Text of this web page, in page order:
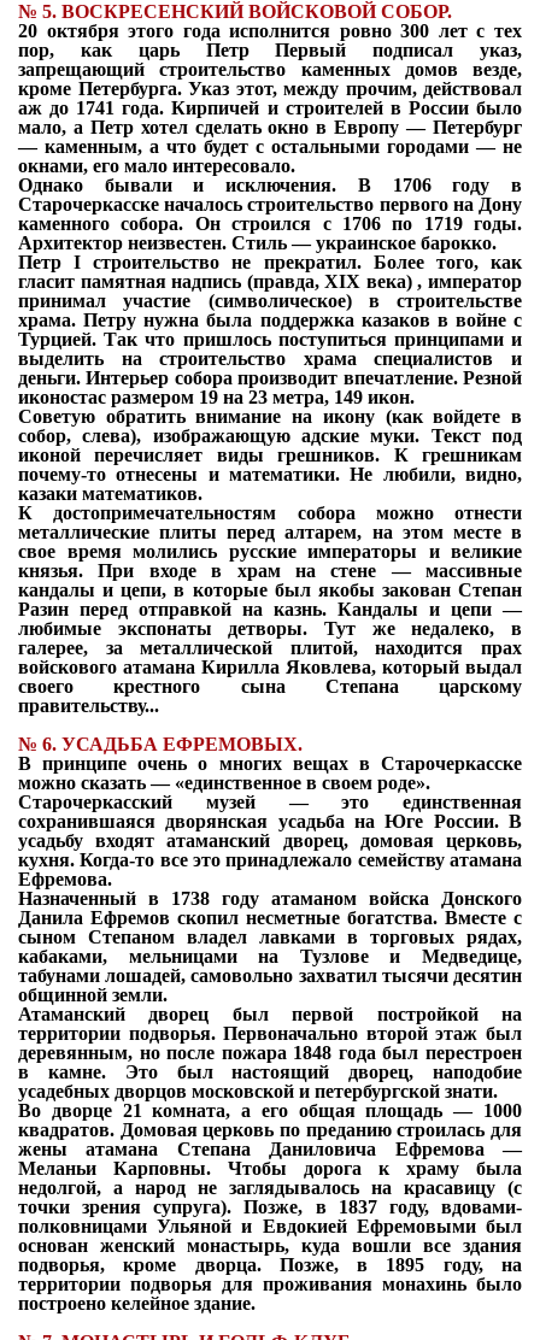
№ 5. ВОСКРЕСЕНСКИЙ ВОЙСКОВОЙ СОБОР.
20 октября этого года исполнится ровно 300 лет с тех
пор, как царь Петр Первый подписал указ,
запрещающий строительство каменных домов везде,
кроме Петербурга. Указ этот, между прочим, действовал
аж до 1741 года. Кирпичей и строителей в России было
мало, а Петр хотел сделать окно в Европу — Петербург
— каменным, а что будет с остальными городами — не
окнами, его мало интересовало.
Однако бывали и исключения. В 1706 году в
Старочеркасске началось строительство первого на Дону
каменного собора. Он строился с 1706 по 1719 годы.
Архитектор неизвестен. Стиль — украинское барокко.
Петр I строительство не прекратил. Более того, как
гласит памятная надпись (правда, XIX века) , император
принимал участие (символическое) в строительстве
храма. Петру нужна была поддержка казаков в войне с
Турцией. Так что пришлось поступиться принципами и
выделить на строительство храма специалистов и
деньги. Интерьер собора производит впечатление. Резной
иконостас размером 19 на 23 метра, 149 икон.
Советую обратить внимание на икону (как войдете в
собор, слева), изображающую адские муки. Текст под
иконой перечисляет виды грешников. К грешникам
почему-то отнесены и математики. Не любили, видно,
казаки математиков.
К достопримечательностям собора можно отнести
металлические плиты перед алтарем, на этом месте в
свое время молились русские императоры и великие
князья. При входе в храм на стене — массивные
кандалы и цепи, в которые был якобы закован Степан
Разин перед отправкой на казнь. Кандалы и цепи —
любимые экспонаты детворы. Тут же недалеко, в
галерее, за металлической плитой, находится прах
войскового атамана Кирилла Яковлева, который выдал
своего крестного сына Степана царскому
правительству...
№ 6. УСАДЬБА ЕФРЕМОВЫХ.
В принципе очень о многих вещах в Старочеркасске
можно сказать — «единственное в своем роде».
Старочеркасский музей — это единственная
сохранившаяся дворянская усадьба на Юге России. В
усадьбу входят атаманский дворец, домовая церковь,
кухня. Когда-то все это принадлежало семейству атамана
Ефремова.
Назначенный в 1738 году атаманом войска Донского
Данила Ефремов скопил несметные богатства. Вместе с
сыном Степаном владел лавками в торговых рядах,
кабаками, мельницами на Тузлове и Медведице,
табунами лошадей, самовольно захватил тысячи десятин
общинной земли.
Атаманский дворец был первой постройкой на
территории подворья. Первоначально второй этаж был
деревянным, но после пожара 1848 года был перестроен
в камне. Это был настоящий дворец, наподобие
усадебных дворцов московской и петербургской знати.
Во дворце 21 комната, а его общая площадь — 1000
квадратов. Домовая церковь по преданию строилась для
жены атамана Степана Даниловича Ефремова —
Меланьи Карповны. Чтобы дорога к храму была
недолгой, а народ не заглядывалось на красавицу (с
точки зрения супруга). Позже, в 1837 году, вдовами-
полковницами Ульяной и Евдокией Ефремовыми был
основан женский монастырь, куда вошли все здания
подворья, кроме дворца. Позже, в 1895 году, на
территории подворья для проживания монахинь было
построено келейное здание.